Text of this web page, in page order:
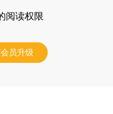
阅读权限
员升级